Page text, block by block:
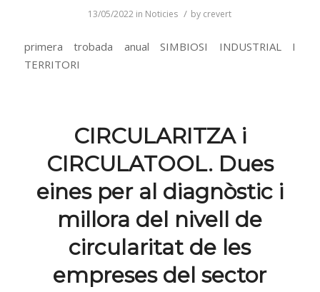
13/05/2022 in Noticies / by crevert
primera trobada anual SIMBIOSI INDUSTRIAL I
TERRITORI
CIRCULARITZA i
CIRCULATOOL. Dues
eines per al diagnòstic i
millora del nivell de
circularitat de les
empreses del sector